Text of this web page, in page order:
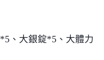
*5 、大銀錠*5 、大體力